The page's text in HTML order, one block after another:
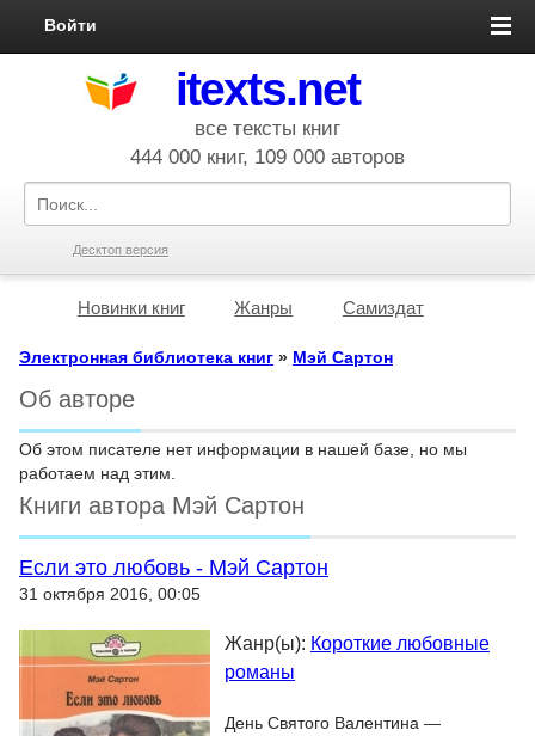
Войти
itexts.net
все тексты книг
444 000 книг, 109 000 авторов
Десктоп версия
Новинки книг Жанры Самиздат
Электронная библиотека книг » Мэй Сартон
Об авторе
Об этом писателе нет информации в нашей базе, но мы
работаем над этим.
Книги автора Мэй Сартон
Если это любовь - Мэй Сартон
31 октября 2016, 00:05
Жанр(ы): Короткие любовные
романы
День Святого Валентина —